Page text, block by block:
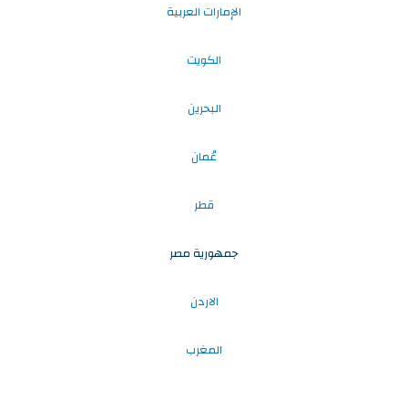
الإمارات العربية
الكويت
البحرين
عُمان
قطر
جمهورية مصر
الاردن
المغرب